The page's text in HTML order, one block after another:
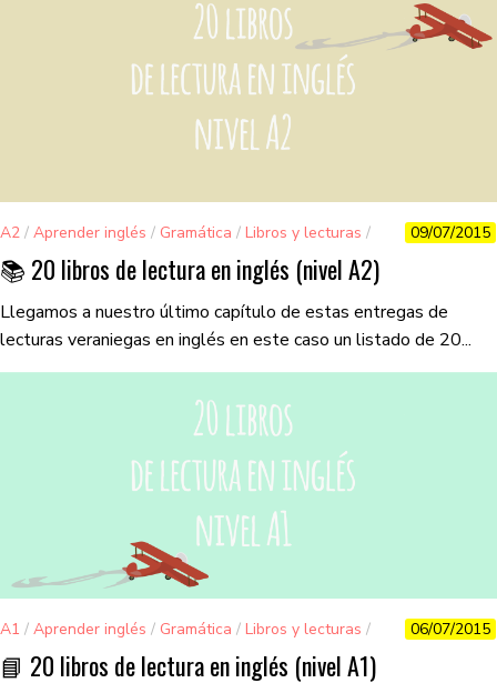
A2 / Aprender inglés / Gramática / Libros y lecturas /
Vocabulario
09/07/2015
📚 20 libros de lectura en inglés (nivel A2)
Llegamos a nuestro último capítulo de estas entregas de
lecturas veraniegas en inglés en este caso un listado de 20...
A1 / Aprender inglés / Gramática / Libros y lecturas /
Vocabulario
06/07/2015
📘 20 libros de lectura en inglés (nivel A1)